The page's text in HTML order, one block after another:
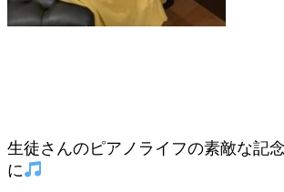
生徒さんのピアノライフの素敵な記
に